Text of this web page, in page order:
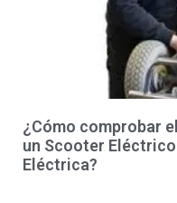
¿Cómo comprobar
un Scooter Eléctrico
Eléctrica?